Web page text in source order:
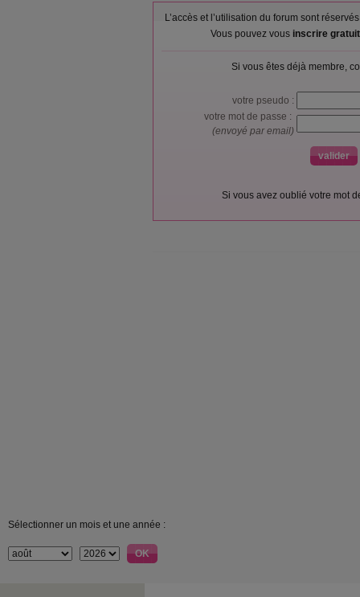
L’accès et l’utilisation du forum sont
Vous pouvez vous inscrire
Si vous êtes déjà membre,
votre pseudo :
votre mot de passe :
(envoyé par email)
Si vous avez oublié votre mot
Sélectionner un mois et une année :